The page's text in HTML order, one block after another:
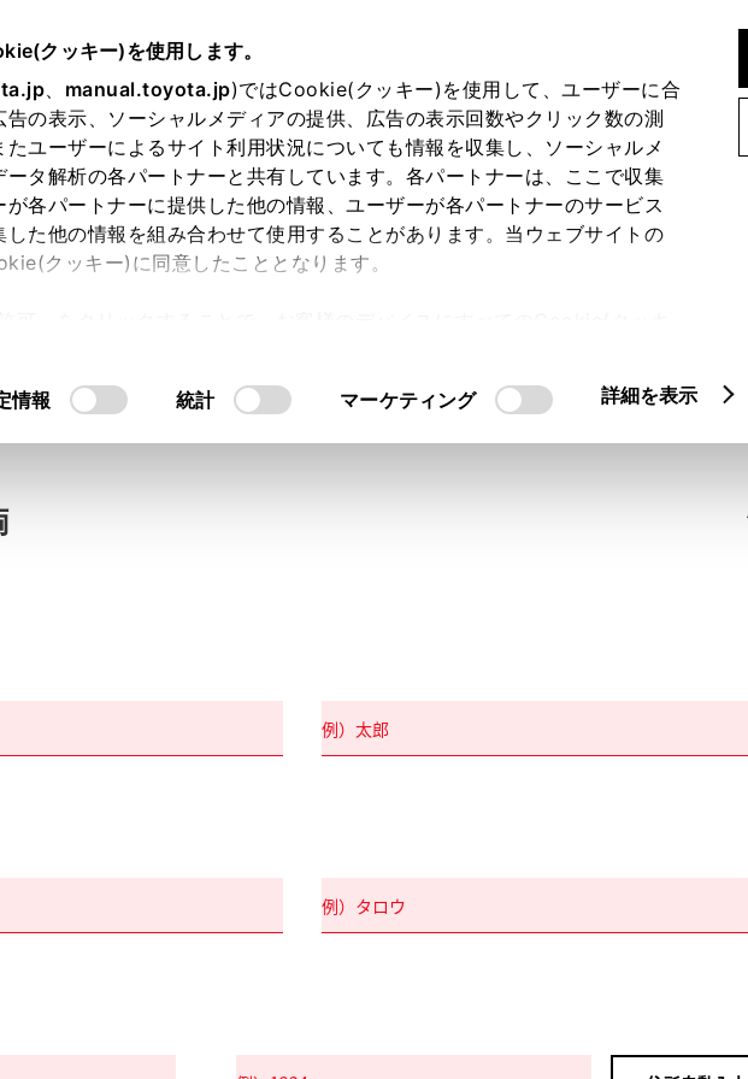
クッキー)を使用します。
、 manual.toyota.jp)ではCookie(クッキー)を使用して、ユーザーに合
の表示、ソーシャルメディアの提供、広告の表示回数やクリック数の測
ユーザーによるサイト利用状況についても情報を収集し、ソーシャルメ
ータ解析の各パートナーと共有しています。各パートナーは、ここで収集
が各パートナーに提供した他の情報、ユーザーが各パートナーのサービス
した他の情報を組み合わせて使用することがあります。当ウェブサイトの
クッキー)に同意したこととなります。
情報 統計 マーケティング 詳細を表示
依頼
入力内容のご確認
ログインして自動入力